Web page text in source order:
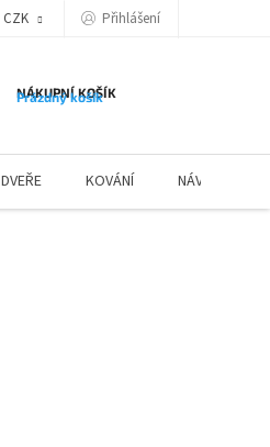
CZK Přihlášení
NÁKUPNÍ KOŠÍK
Prázdný košík
DVEŘE KOVÁNÍ NÁVODY